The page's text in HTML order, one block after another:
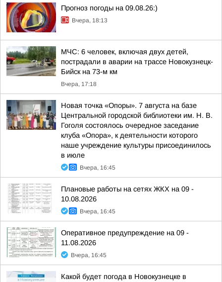
Прогноз погоды на 09.08.26:)
Вчера, 18:13
МЧС: 6 человек, включая двух детей,
пострадали в аварии на трассе Новокузнецк-
Бийск на 73-м км
Вчера, 17:18
Новая точка «Опоры». 7 августа на базе
Центральной городской библиотеки им. Н. В.
Гоголя состоялось очередное заседание
клуба «Опора», к деятельности которого
наше учреждение культуры присоединилось
в июле
Вчера, 16:45
Плановые работы на сетях ЖКХ на 09 -
10.08.2026
Вчера, 16:45
Оперативное предупреждение на 09 -
11.08.2026
Вчера, 16:45
Какой будет погода в Новокузнецке в